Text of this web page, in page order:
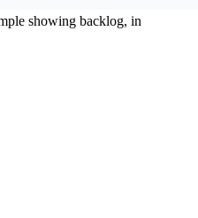
showing backlog, in